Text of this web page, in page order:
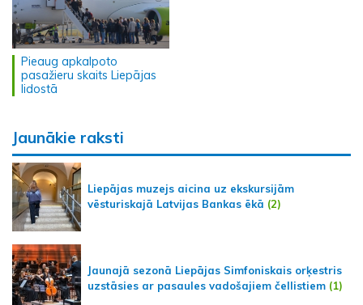
Pieaug apkalpoto
pasažieru skaits Liepājas
lidostā
Jaunākie raksti
Liepājas muzejs aicina uz ekskursijām
vēsturiskajā Latvijas Bankas ēkā (2)
Jaunajā sezonā Liepājas Simfoniskais orķestris
uzstāsies ar pasaules vadošajiem čellistiem (1)